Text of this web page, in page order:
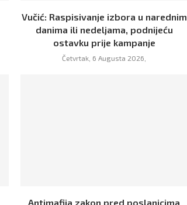
Vučić: Raspisivanje izbora u narednim
danima ili nedeljama, podnijeću
ostavku prije kampanje
Četvrtak, 6 Augusta 2026,
Antimafija zakon pred poslanicima